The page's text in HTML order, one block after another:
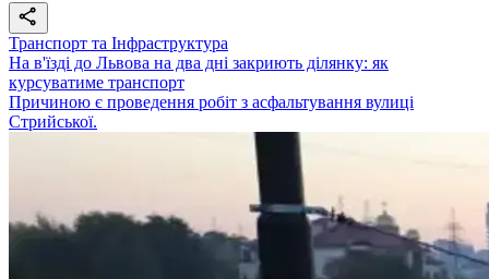
Транспорт та Інфраструктура
На в'їзді до Львова на два дні закриють ділянку: як
курсуватиме транспорт
Причиною є проведення робіт з асфальтування вулиці
Стрийської.